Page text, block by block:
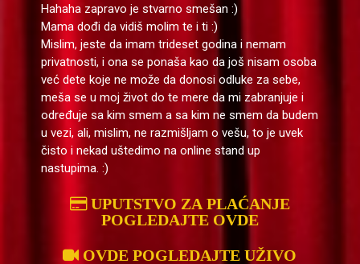
Hahaha zapravo je stvarno smešan :)
Mama dođi da vidiš molim te i ti :)
Mislim, jeste da imam trideset godina i nemam
privatnosti, i ona se ponaša kao da još nisam osoba
već dete koje ne može da donosi odluke za sebe,
meša se u moj život do te mere da mi zabranjuje i
određuje sa kim smem a sa kim ne smem da budem
u vezi, ali, mislim, ne razmišljam o vešu, to je uvek
čisto i nekad uštedimo na online stand up
nastupima. :)
UPUTSTVO ZA PLAĆANJE
POGLEDAJTE OVDE
OVDE POGLEDAJTE UŽIVO